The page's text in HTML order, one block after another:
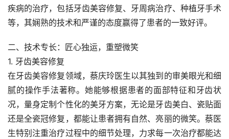
疾病的治疗，包括牙齿美容修复、牙周病治疗、种植牙手术
等，其娴熟的技术和严谨的态度赢得了患者的一致好评。
二、技术专长：匠心独运，重塑微笑
1. 牙齿美容修复
在牙齿美容修复领域，蔡庆玲医生以其独到的审美眼光和细
腻的操作手法著称。她能够根据患者的面部特征和牙齿状
况，量身定制个性化的美牙方案，无论是牙齿美白、瓷贴面
还是全瓷冠修复，都能让患者拥有自然、亮丽的微笑。蔡医
生特别注重治疗过程中的细节处理，力求每一次治疗都能达